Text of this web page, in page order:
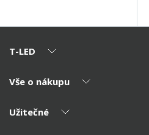
T-LED
O nás
Kontakty
Vše o nákupu
Výhody T-LED
Užitečné